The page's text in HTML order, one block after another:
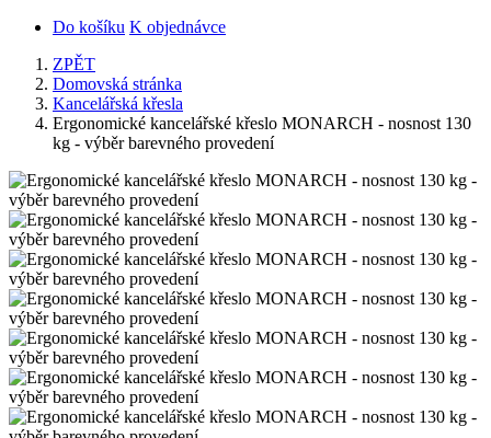
Do košíku K objednávce
ZPĚT
Domovská stránka
Kancelářská křesla
Ergonomické kancelářské křeslo MONARCH - nosnost 130
kg - výběr barevného provedení